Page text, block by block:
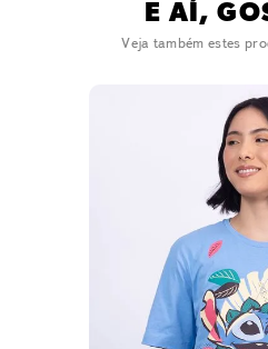
E AÍ,
Veja também estes